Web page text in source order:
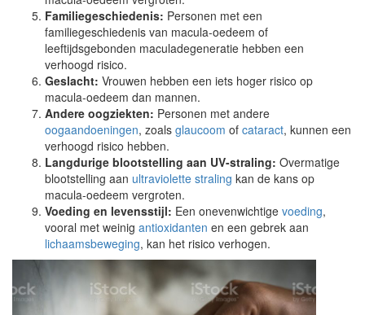
Familiegeschiedenis: Personen met een
familiegeschiedenis van macula-oedeem of
leeftijdsgebonden maculadegeneratie hebben een
verhoogd risico.
Geslacht: Vrouwen hebben een iets hoger risico op
macula-oedeem dan mannen.
Andere oogziekten: Personen met andere
oogaandoeningen, zoals glaucoom of cataract, kunnen een
verhoogd risico hebben.
Langdurige blootstelling aan UV-straling: Overmatige
blootstelling aan ultraviolette straling kan de kans op
macula-oedeem vergroten.
Voeding en levensstijl: Een onevenwichtige voeding,
vooral met weinig antioxidanten en een gebrek aan
lichaamsbeweging, kan het risico verhogen.